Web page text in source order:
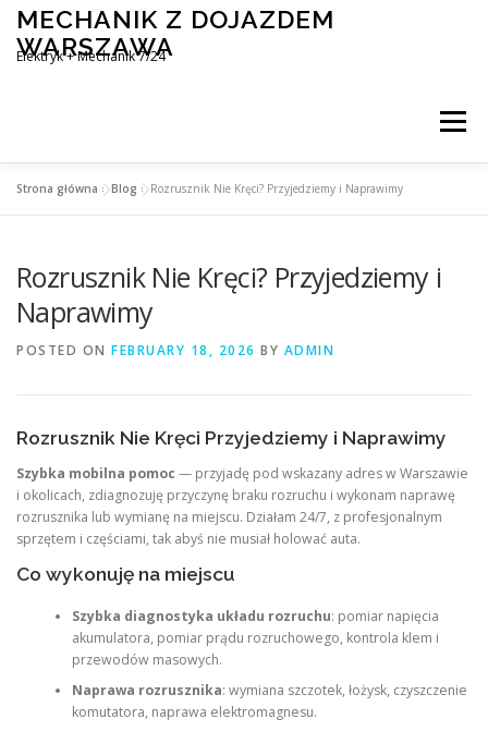
Skip
content
MECHANIK Z DOJAZDEM
WARSZAWA
Elektryk + Mechanik 7/24
Menu
ELEKTRYK SAMOCHODOWY BLOG KONTAKT
Strona główna »Blog »Rozrusznik Nie Kręci? Przyjedziemy i Naprawimy
Rozrusznik Nie Kręci? Przyjedziemy i
Naprawimy
POSTED ON FEBRUARY 18, 2026 BY ADMIN
Rozrusznik Nie Kręci Przyjedziemy i Naprawimy
Szybka mobilna pomoc — przyjadę pod wskazany adres w Warszawie
i okolicach, zdiagnozuję przyczynę braku rozruchu i wykonam naprawę
rozrusznika lub wymianę na miejscu. Działam 24/7, z profesjonalnym
sprzętem i częściami, tak abyś nie musiał holować auta.
Co wykonuję na miejscu
Szybka diagnostyka układu rozruchu: pomiar napięcia
akumulatora, pomiar prądu rozruchowego, kontrola klem i
przewodów masowych.
Naprawa rozrusznika: wymiana szczotek, łożysk, czyszczenie
komutatora, naprawa elektromagnesu.